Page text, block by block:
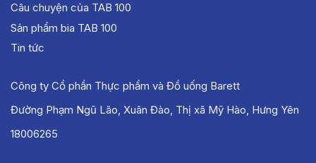
Câu chuyện của TAB 100
Sản phẩm bia TAB 100
Tin tức
Công ty Cổ phần Thực phẩm và Đồ uống Barett
Đường Phạm Ngũ Lão, Xuân Đào, Thị xã Mỹ Hào, Hưng Yên
18006265